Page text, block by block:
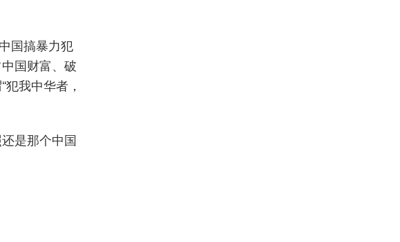
国搞暴力犯
国财富、破
我中华者，
是那个中国